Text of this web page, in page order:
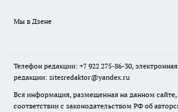
Мы в Дзене
Телефон редакции: +7 922 275-86-30,
редакции: sitesredaktor@yandex.ru
Вся информация, размещенная на данном сайте,
соответствии с законодательством РФ об